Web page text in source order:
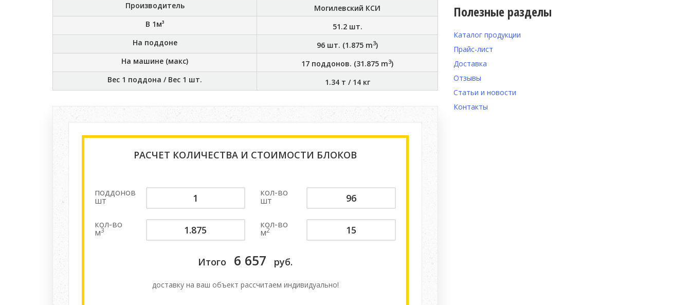
Производитель
Могилевский КСИ
В 1м³
51.2шт.
На поддоне
96 шт. (1.875 m3)
На машине (макс)
17 поддонов. (31.875 m3)
Вес 1 поддона / Вес 1 шт.
1.34 т / 14 кг
РАСЧЕТ КОЛИЧЕСТВА И СТОИМОСТИ БЛОКОВ
поддонов
шт
кол-во
шт
кол-во
м3
кол-во
м2
Итого 6 657 руб.
доставку на ваш объект расcчитаем индивидуально!
Полезные разделы
Каталог продукции
Прайс-лист
Доставка
Отзывы
Статьи и новости
Контакты